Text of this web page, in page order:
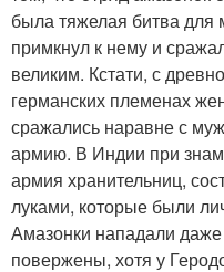
была тяжелая битва для
примкнул к нему и
великим. Кстати, с
германских племенах
сражались наравне с
армию. В Индии при
армия хранительниц,
луками, которые были
Амазонки нападали
повержены, хотя у